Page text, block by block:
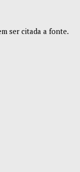
ser citada a fonte.